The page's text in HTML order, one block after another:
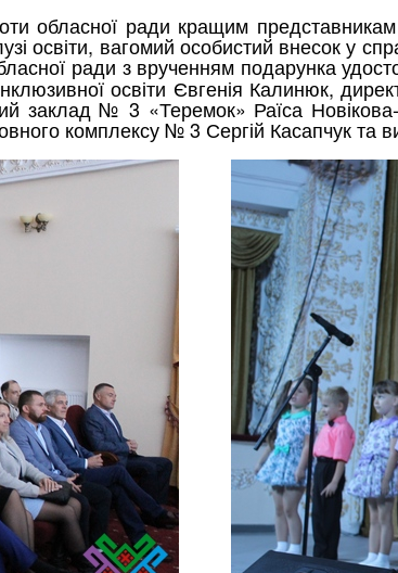
обласної ради кращим представникам
освіти, вагомий особистий внесок у
ради з врученням подарунка
освіти Євгенія Калинюк,
заклад № 3 «Теремок» Раїса
комплексу № 3 Сергій Касапчук